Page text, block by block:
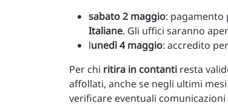
sabato 2 maggio: pagamento
Italiane. Gli uffici saranno
lunedì 4 maggio: accredito
Per chi ritira in contanti resta
affollati, anche se negli ultimi
verificare eventuali